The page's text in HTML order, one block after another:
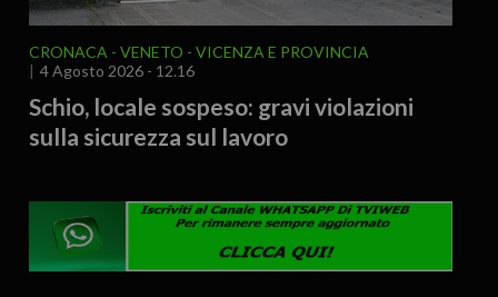
CRONACA VENETO
VICENZA E PROVINCIA
4 Agosto 2026 - 12.16
Schio, locale sospeso: gravi violazioni
sulla sicurezza sul lavoro